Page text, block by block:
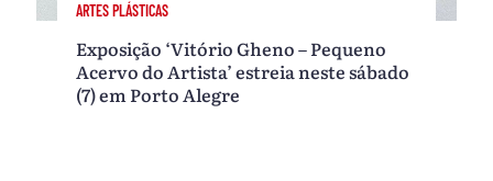
ARTES PLÁSTICAS
Exposição ‘Vitório Gheno – Pequeno
Acervo do Artista’ estreia neste sábado
(7) em Porto Alegre